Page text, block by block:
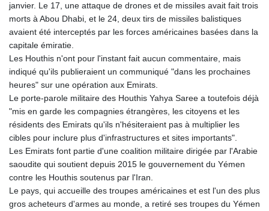
janvier. Le 17, une attaque de drones et de missiles avait fait trois
morts à Abou Dhabi, et le 24, deux tirs de missiles balistiques
avaient été interceptés par les forces américaines basées dans la
capitale émiratie.
Les Houthis n'ont pour l'instant fait aucun commentaire, mais
indiqué qu'ils publieraient un communiqué "dans les prochaines
heures" sur une opération aux Emirats.
Le porte-parole militaire des Houthis Yahya Saree a toutefois déjà
"mis en garde les compagnies étrangères, les citoyens et les
résidents des Emirats qu'ils n'hésiteraient pas à multiplier les
cibles pour inclure plus d'infrastructures et sites importants".
Les Emirats font partie d'une coalition militaire dirigée par l'Arabie
saoudite qui soutient depuis 2015 le gouvernement du Yémen
contre les Houthis soutenus par l'Iran.
Le pays, qui accueille des troupes américaines et est l'un des plus
gros acheteurs d'armes au monde, a retiré ses troupes du Yémen